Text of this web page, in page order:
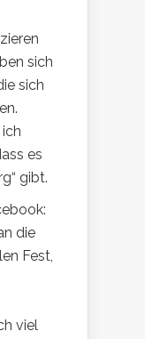
sich
sich
es
gibt.
die
Fest,
viel